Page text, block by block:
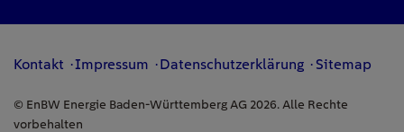
Kontakt Impressum Datenschutzerklärung Sitemap
© EnBW Energie Baden-Württemberg AG 2026. Alle Rechte
vorbehalten